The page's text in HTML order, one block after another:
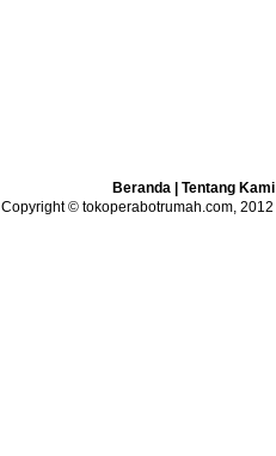
Beranda| Tentang Kami
Copyright © tokoperabotrumah.com,